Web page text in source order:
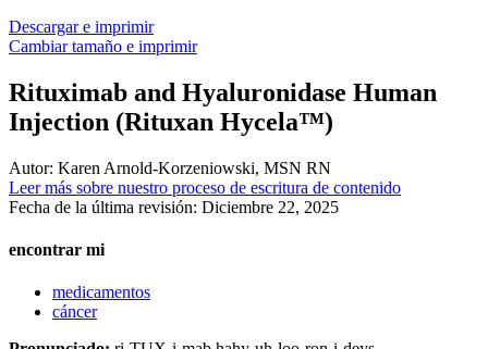
Descargar e imprimir
Cambiar tamaño e imprimir
Rituximab and Hyaluronidase Human
Injection (Rituxan Hycela™)
Autor: Karen Arnold-Korzeniowski, MSN RN
Leer más sobre nuestro proceso de escritura de contenido
Fecha de la última revisión: Diciembre 22, 2025
encontrar mi
medicamentos
cáncer